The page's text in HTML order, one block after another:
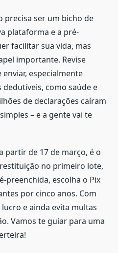
precisa ser um bicho de
plataforma e a pré-
facilitar sua vida, mas
importante. Revise
especialmente
como saúde e
de declarações caíram
– e a gente vai te
partir de 17 de março, é o
no primeiro lote,
preenchida, escolha o Pix
por cinco anos. Com
e ainda evita multas
Vamos te guiar para uma